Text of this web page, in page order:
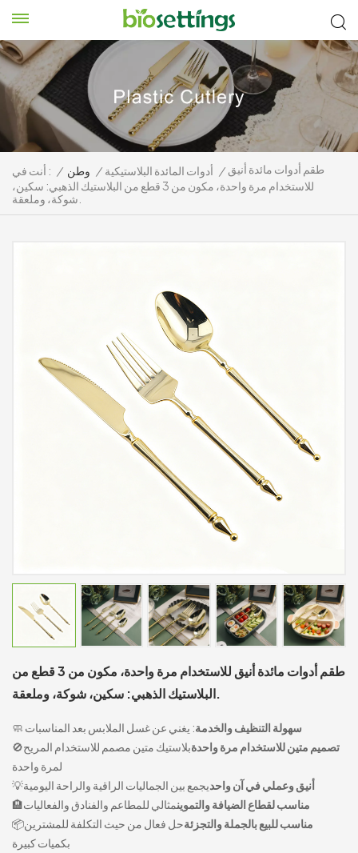
أنت في : / وطن / أدوات المائدة البلاستيكية / طقم أدوات مائدة أنيق
للاستخدام مرة واحدة، مكون من 3 قطع من البلاستيك الذهبي: سكين،
طقم أدوات مائدة أنيق للاستخدام مرة واحدة، مكون من 3 قطع من
البلاستيك الذهبي: سكين، شوكة، وملعقة.
🧼 سهولة التنظيف والخدمة: يغني عن غسل الملابس بعد المناسبات
🚫
تصميم متين للاستخدام مرة واحدةبلاستيك متين مصمم للاستخدام المريح
لمرة واحدة
💡
أنيق وعملي في آن واحديجمع بين الجماليات الراقية والراحة اليومية
🏨
مناسب لقطاع الضيافة والتموينمثالي للمطاعم والفنادق والفعاليات
📦
مناسب للبيع بالجملة والتجزئةحل فعال من حيث التكلفة للمشترين
بكميات كبيرة